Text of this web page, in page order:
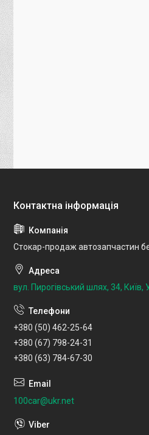
Стокар-продаж автозапчастин
вул. Пирогівський шлях, 34, Київ,
+380 (50) 462-25-64
+380 (67) 798-24-31
+380 (63) 784-67-30
100car@ukr.net